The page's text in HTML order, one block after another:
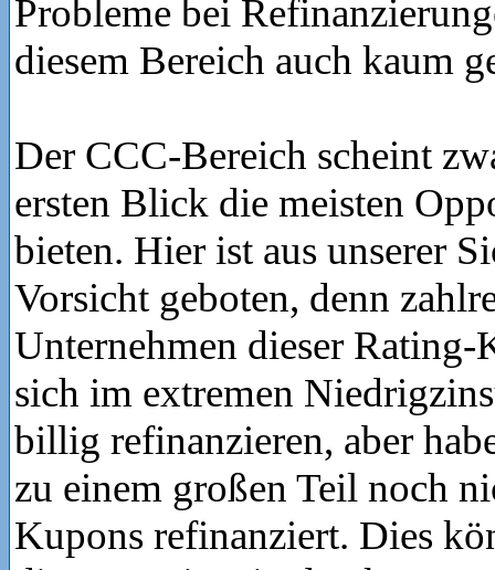
Probleme bei
diesem Bereich auch kaum
Der CCC-Bereich scheint
ersten Blick die meisten
bieten. Hier ist aus unserer
Vorsicht geboten, denn
Unternehmen dieser Rating-
sich im extremen
billig refinanzieren, aber
zu einem großen Teil noch
Kupons refinanziert. Dies